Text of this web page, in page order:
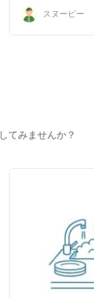
スヌーピー
てみませんか？